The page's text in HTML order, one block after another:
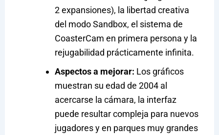
2 expansiones), la libertad creativa
del modo Sandbox, el sistema de
CoasterCam en primera persona y la
rejugabilidad prácticamente infinita.
Aspectos a mejorar: Los gráficos
muestran su edad de 2004 al
acercarse la cámara, la interfaz
puede resultar compleja para nuevos
jugadores y en parques muy grandes